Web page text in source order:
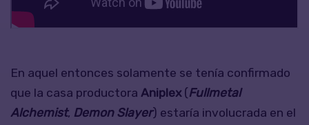
En aquel entonces solamente se tenía confirmado
que la casa productora Aniplex( Fullmetal
Alchemist, Demon Slayer) estaría involucrada en el